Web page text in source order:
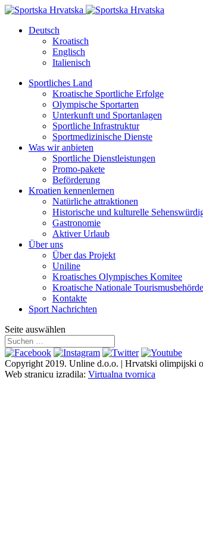
Deutsch
Kroatisch
Englisch
Italienisch
Sportliches Land
Kroatische Sportliche Erfolge
Olympische Sportarten
Unterkunft und Sportanlagen
Sportliche Infrastruktur
Sportmedizinische Dienste
Was wir anbieten
Sportliche Dienstleistungen
Promo-pakete
Beförderung
Kroatien kennenlernen
Natürliche attraktionen
Historische und kulturelle
Gastronomie
Aktiver Urlaub
Über uns
Über das Projekt
Uniline
Kroatisches Olympisches Komitee
Kroatische Nationale Tourismusbehörde
Kontakte
Sport Nachrichten
Seite auswählen
Copyright 2019. Unline d.o.o. | Hrvatski olimpijski
Web stranicu izradila: Virtualna tvornica